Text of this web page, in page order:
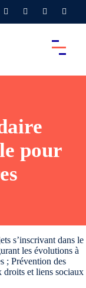
pour
s’inscrivant dans le
les évolutions à
; Prévention des
droits et liens sociaux